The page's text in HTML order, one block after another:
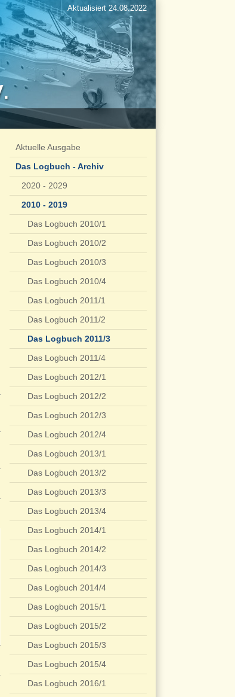
Aktualisiert 24.08.2022
Aktuelle Ausgabe
Das Logbuch - Archiv
2020 - 2029
2010 - 2019
Das Logbuch 2010/1
Das Logbuch 2010/2
Das Logbuch 2010/3
Das Logbuch 2010/4
Das Logbuch 2011/1
Das Logbuch 2011/2
Das Logbuch 2011/3
Das Logbuch 2011/4
Das Logbuch 2012/1
Das Logbuch 2012/2
Das Logbuch 2012/3
Das Logbuch 2012/4
Das Logbuch 2013/1
Das Logbuch 2013/2
Das Logbuch 2013/3
Das Logbuch 2013/4
Das Logbuch 2014/1
Das Logbuch 2014/2
Das Logbuch 2014/3
Das Logbuch 2014/4
Das Logbuch 2015/1
Das Logbuch 2015/2
Das Logbuch 2015/3
Das Logbuch 2015/4
Das Logbuch 2016/1